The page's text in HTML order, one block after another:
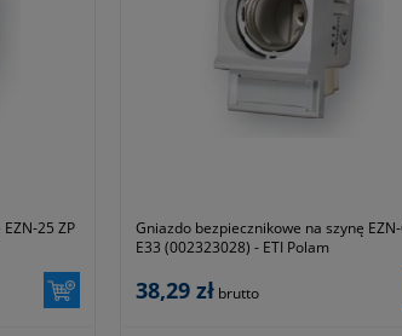
25 ZP
Gniazdo bezpiecznikowe na szynę
E33 (002323028) - ETI Polam
38,29 zł brutto